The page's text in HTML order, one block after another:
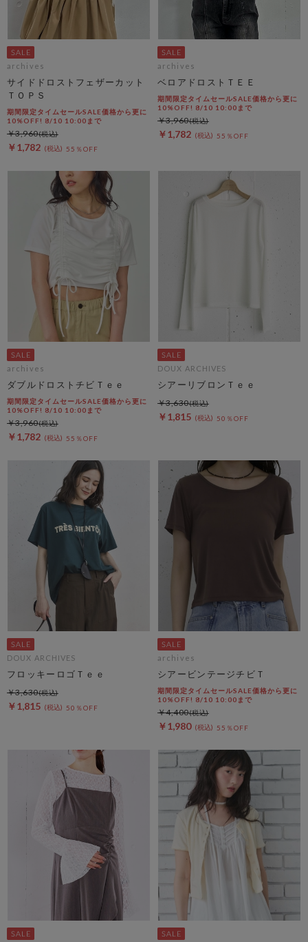
archives
サイドドロストフェザーカット
ＴＯＰＳ
期間限定タイムセールSALE価格から更に
10%OFF! 8/10 10:00まで
￥1,782 55％OFF
￥3,960
archives
ベロアドロストＴＥＥ
期間限定タイムセールSALE価格から更に
10%OFF! 8/10 10:00まで
￥1,782 55％OFF
￥3,960
archives
ダブルドロストチビＴｅｅ
期間限定タイムセールSALE価格から更に
10%OFF! 8/10 10:00まで
￥1,782 55％OFF
￥3,960
DOUX ARCHIVES
シアーリブロンＴｅｅ
￥1,815 50％OFF
￥3,630
DOUX ARCHIVES
フロッキーロゴＴｅｅ
￥1,815 50％OFF
￥3,630
archives
シアービンテージチビＴ
期間限定タイムセールSALE価格から更に
10%OFF! 8/10 10:00まで
￥1,980 55％OFF
￥4,400